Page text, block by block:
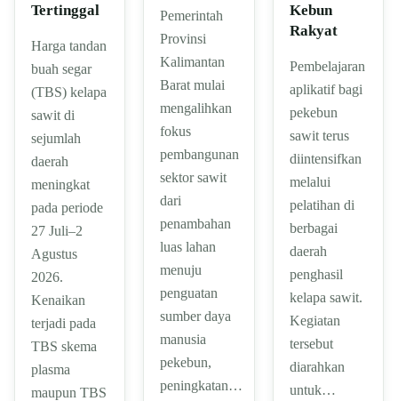
Tertinggal
Harga tandan
buah segar
(TBS) kelapa
sawit di
sejumlah
daerah
meningkat
pada periode
27 Juli–2
Agustus
2026.
Kenaikan
terjadi pada
TBS skema
plasma
maupun TBS
Pemerintah
Provinsi
Kalimantan
Barat mulai
mengalihkan
fokus
pembangunan
sektor sawit
dari
penambahan
luas lahan
menuju
penguatan
sumber daya
manusia
pekebun,
peningkatan…
Kebun
Rakyat
Pembelajaran
aplikatif bagi
pekebun
sawit terus
diintensifkan
melalui
pelatihan di
berbagai
daerah
penghasil
kelapa sawit.
Kegiatan
tersebut
diarahkan
untuk…